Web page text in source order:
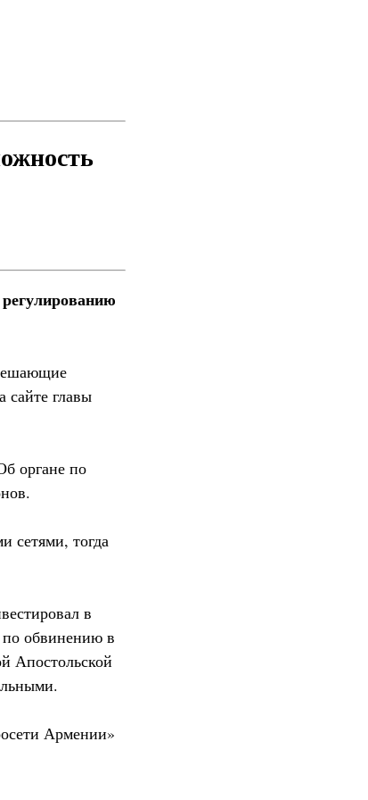
сайте главы
органе по
сетями, тогда
в
по обвинению в
Апостольской
Армении»